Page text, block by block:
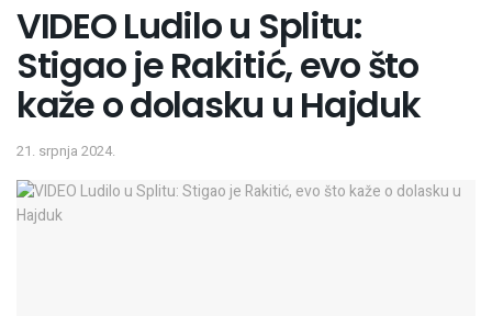
VIDEO Ludilo u Splitu:
Stigao je Rakitić, evo što
kaže o dolasku u Hajduk
21. srpnja 2024.